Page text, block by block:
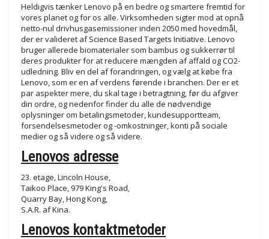
Heldigvis tænker Lenovo på en bedre og smartere fremtid for
vores planet og for os alle. Virksomheden sigter mod at opnå
netto-nul drivhusgasemissioner inden 2050 med hovedmål,
der er valideret af Science Based Targets Initiative. Lenovo
bruger allerede biomaterialer som bambus og sukkerrør til
deres produkter for at reducere mængden af affald og CO2-
udledning. Bliv en del af forandringen, og vælg at købe fra
Lenovo, som er en af verdens førende i branchen. Der er et
par aspekter mere, du skal tage i betragtning, før du afgiver
din ordre, og nedenfor finder du alle de nødvendige
oplysninger om betalingsmetoder, kundesupportteam,
forsendelsesmetoder og -omkostninger, konti på sociale
medier og så videre og så videre.
Lenovos adresse
23. etage, Lincoln House,
Taikoo Place, 979 King's Road,
Quarry Bay, Hong Kong,
S.A.R. af Kina.
Lenovos kontaktmetoder